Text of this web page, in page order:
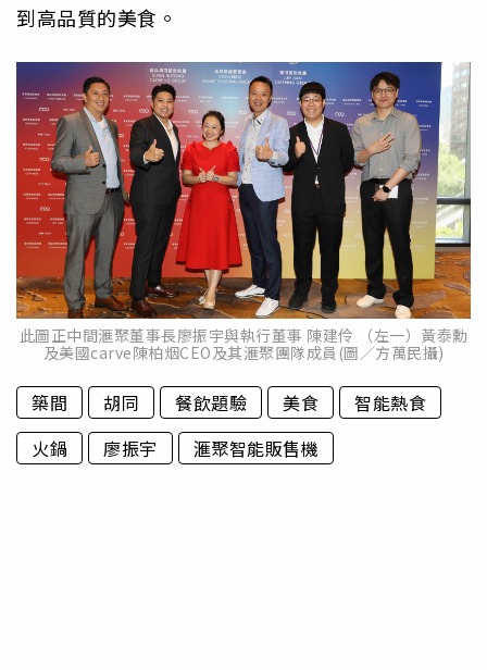
到高品質的美食。
此圖正中間滙聚董事長廖振宇與執行董事 陳建伶 （左一）黃泰勳
及美國carve陳柏烟CEO及其滙聚團隊成員(圖／方萬民攝)
築間 胡同 餐飲題驗 美食
智能熱食
火鍋
廖振宇 滙聚智能販售機